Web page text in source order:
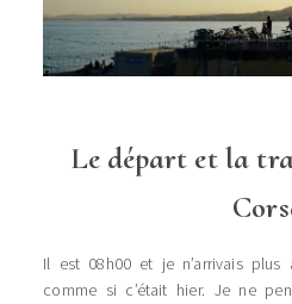
Le départ et la
Il est 08h00 et je n’arrivais plus
comme si c’était hier. Je ne